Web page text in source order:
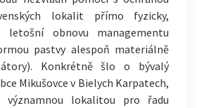
lokalit přímo fyzicky,
letošní obnovu managementu
pastvy alespoň materiálně
Konkrétně šlo o bývalý
Mikušovce v Bielych Karpatech,
lokalitou pro řadu